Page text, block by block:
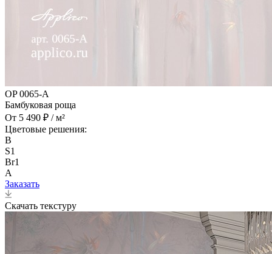
OP 0065-A
Бамбуковая роща
От 5 490 ₽ / м²
Цветовые решения:
B
S1
Br1
A
Заказать
Скачать текстуру